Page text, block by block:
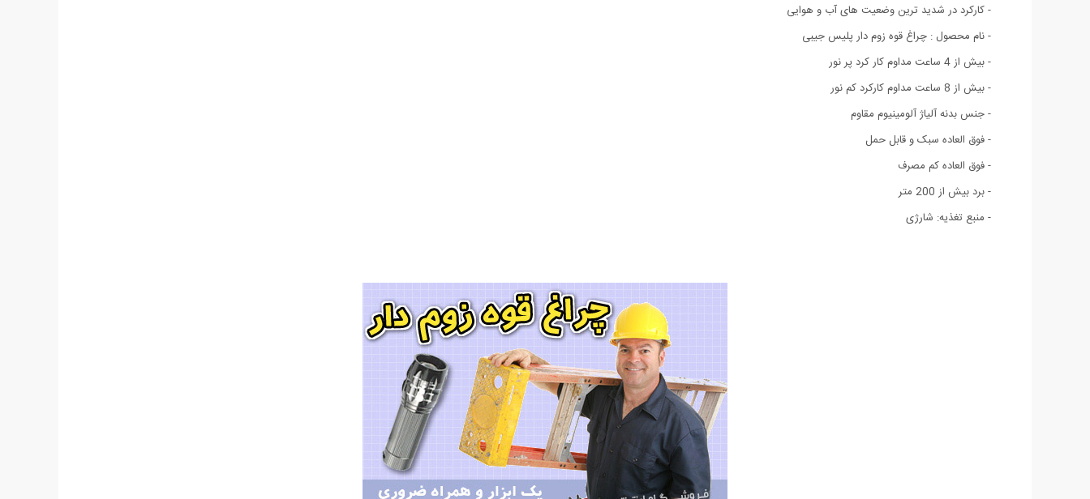
- کارکرد در شدید ترین وضعیت های آب و هوایی
- نام محصول : چراغ قوه زوم دار پلیس جیبی
- بیش از 4 ساعت مداوم کار کرد پر نور
- بیش از 8 ساعت مداوم کارکرد کم نور
- جنس بدنه آلیاژ آلومینیوم مقاوم
- فوق العاده سبک و قابل حمل
- فوق العاده کم مصرف
- برد بیش از 200 متر
- منبع تغذيه: شارژی